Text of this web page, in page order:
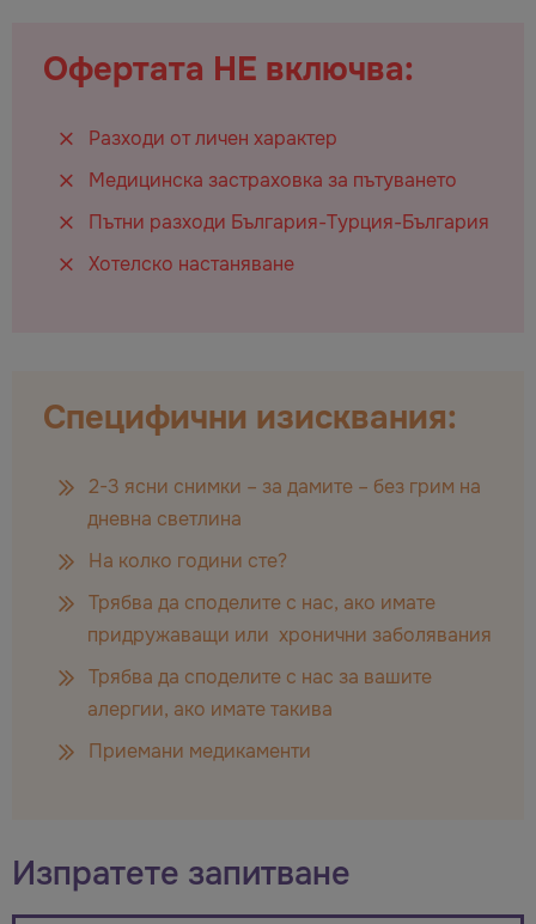
Офертата НЕ включва:
Разходи от личен характер
Медицинска застраховка за пътуването
Пътни разходи България-Турция-България
Хотелско настаняване
Специфични изисквания:
2-3 ясни снимки – за дамите – без грим на
дневна светлина
На колко години сте?
Трябва да споделите с нас, ако имате
придружаващи или хронични заболявания
Трябва да споделите с нас за вашите
алергии, ако имате такива
Приемани медикаменти
Изпратете запитване